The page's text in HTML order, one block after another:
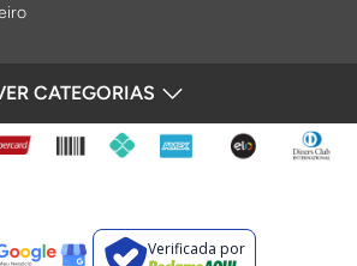
CATEGORIAS
Verificada por